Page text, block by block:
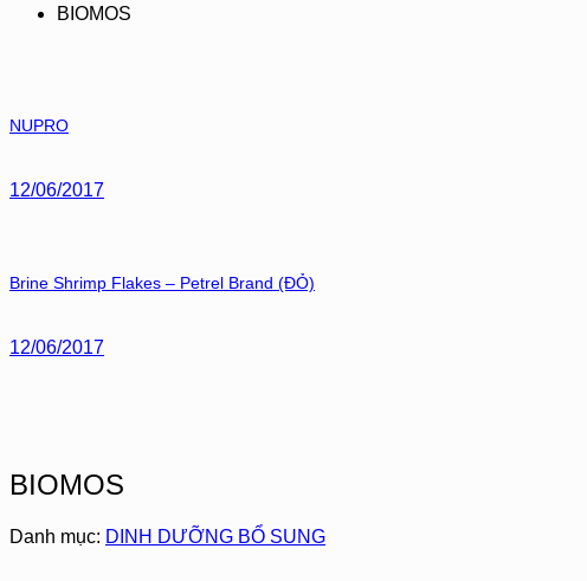
BIOMOS
NUPRO
12/06/2017
Brine Shrimp Flakes – Petrel Brand (ĐỎ)
12/06/2017
BIOMOS
Danh mục: DINH DƯỠNG BỔ SUNG